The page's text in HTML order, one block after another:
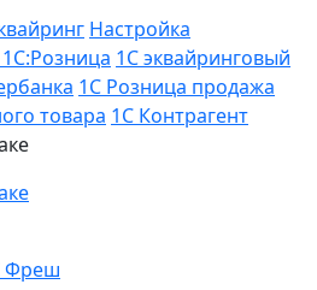
Настройка
1С эквайринговый
1С Розница продажа
товара 1С Контрагент
Фреш